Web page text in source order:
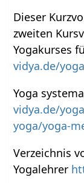
Dieser
zweiten
Yogakurses
vidya.de/
Yoga
vidya.de/
yoga/yoga-
Verzeichnis
Yogalehrer